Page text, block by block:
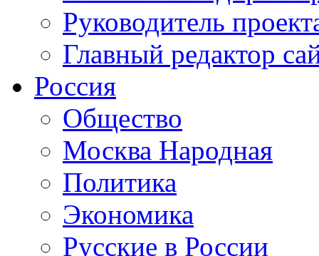
Руководитель
Главный редактор
Россия
Общество
Москва Народная
Политика
Экономика
Русские в России